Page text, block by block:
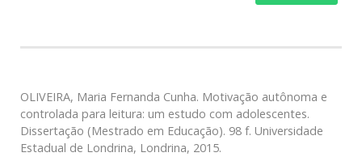
OLIVEIRA, Maria Fernanda Cunha. Motivação autônoma e
controlada para leitura: um estudo com adolescentes.
Dissertação (Mestrado em Educação). 98 f. Universidade
Estadual de Londrina, Londrina, 2015.